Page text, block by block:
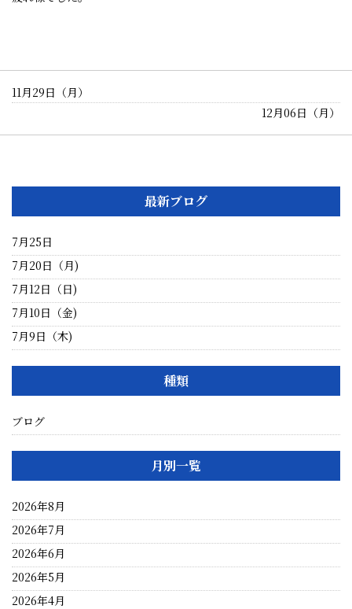
11月29日（月）
12月06日（月）
最新ブログ
7月25日
7月20日（月)
7月12日（日)
7月10日（金)
7月9日（木)
種類
ブログ
月別一覧
2026年8月
2026年7月
2026年6月
2026年5月
2026年4月